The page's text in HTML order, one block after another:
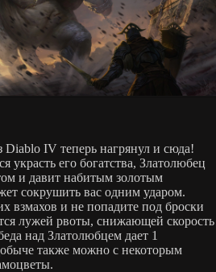
IV теперь нагрянул и сюда!
украсть его богатства, Златолюбец
и давит набитым золотым
сокрушить вас одним ударом.
взмахов и не попадите под броски
лужей рвоты, снижающей скорость
над Златолюбцем дает 1
также можно с некоторым